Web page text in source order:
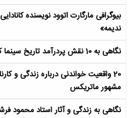
بیوگرافی مارگارت اتوود نویسنده
ندیمه»
نگاهی به 10 نقش پردرآمد تاریخ سینما که بازیگرانش را میلیونر کرد
20 واقعیت خواندنی درباره زندگی و
مشهور ماتریکس
نگاهی به زندگی و آثار استاد محمود